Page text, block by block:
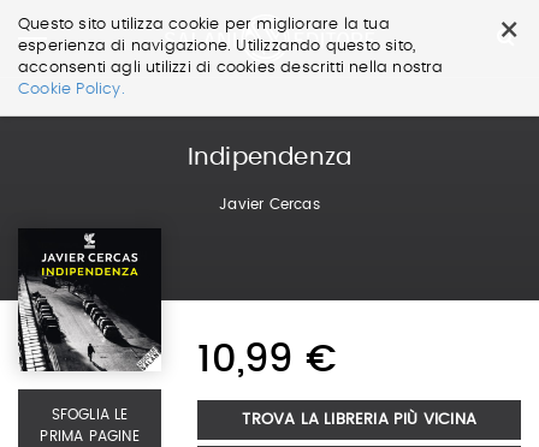
×
Questo sito utilizza cookie per migliorare la tua
esperienza di navigazione. Utilizzando questo sito,
acconsenti agli utilizzi di cookies descritti nella nostra
Cookie Policy.
Salta
Indipendenza
Javier Cercas
SFOGLIA LE
PRIMA PAGINE
10,99 €
TROVA LA LIBRERIA PIÙ VICINA